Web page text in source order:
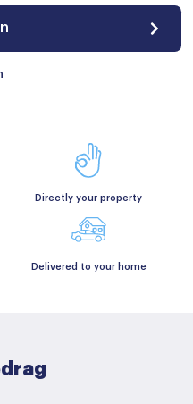
Directly your property
Delivered to your home